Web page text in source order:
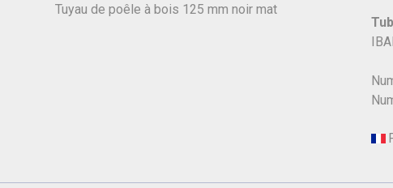
Tuyau de poêle à bois 125 mm noir mat